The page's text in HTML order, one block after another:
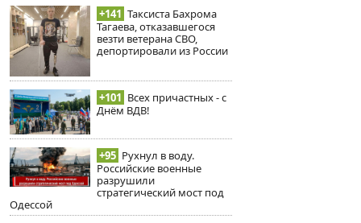
+141 Таксиста Бахрома
Тагаева, отказавшегося
везти ветерана СВО,
депортировали из России
+101 Всех причастных - с
Днём ВДВ!
+95 Рухнул в воду.
Российские военные
разрушили
стратегический мост под
Одессой